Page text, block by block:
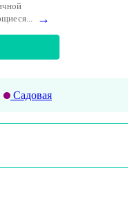
→
Садовая